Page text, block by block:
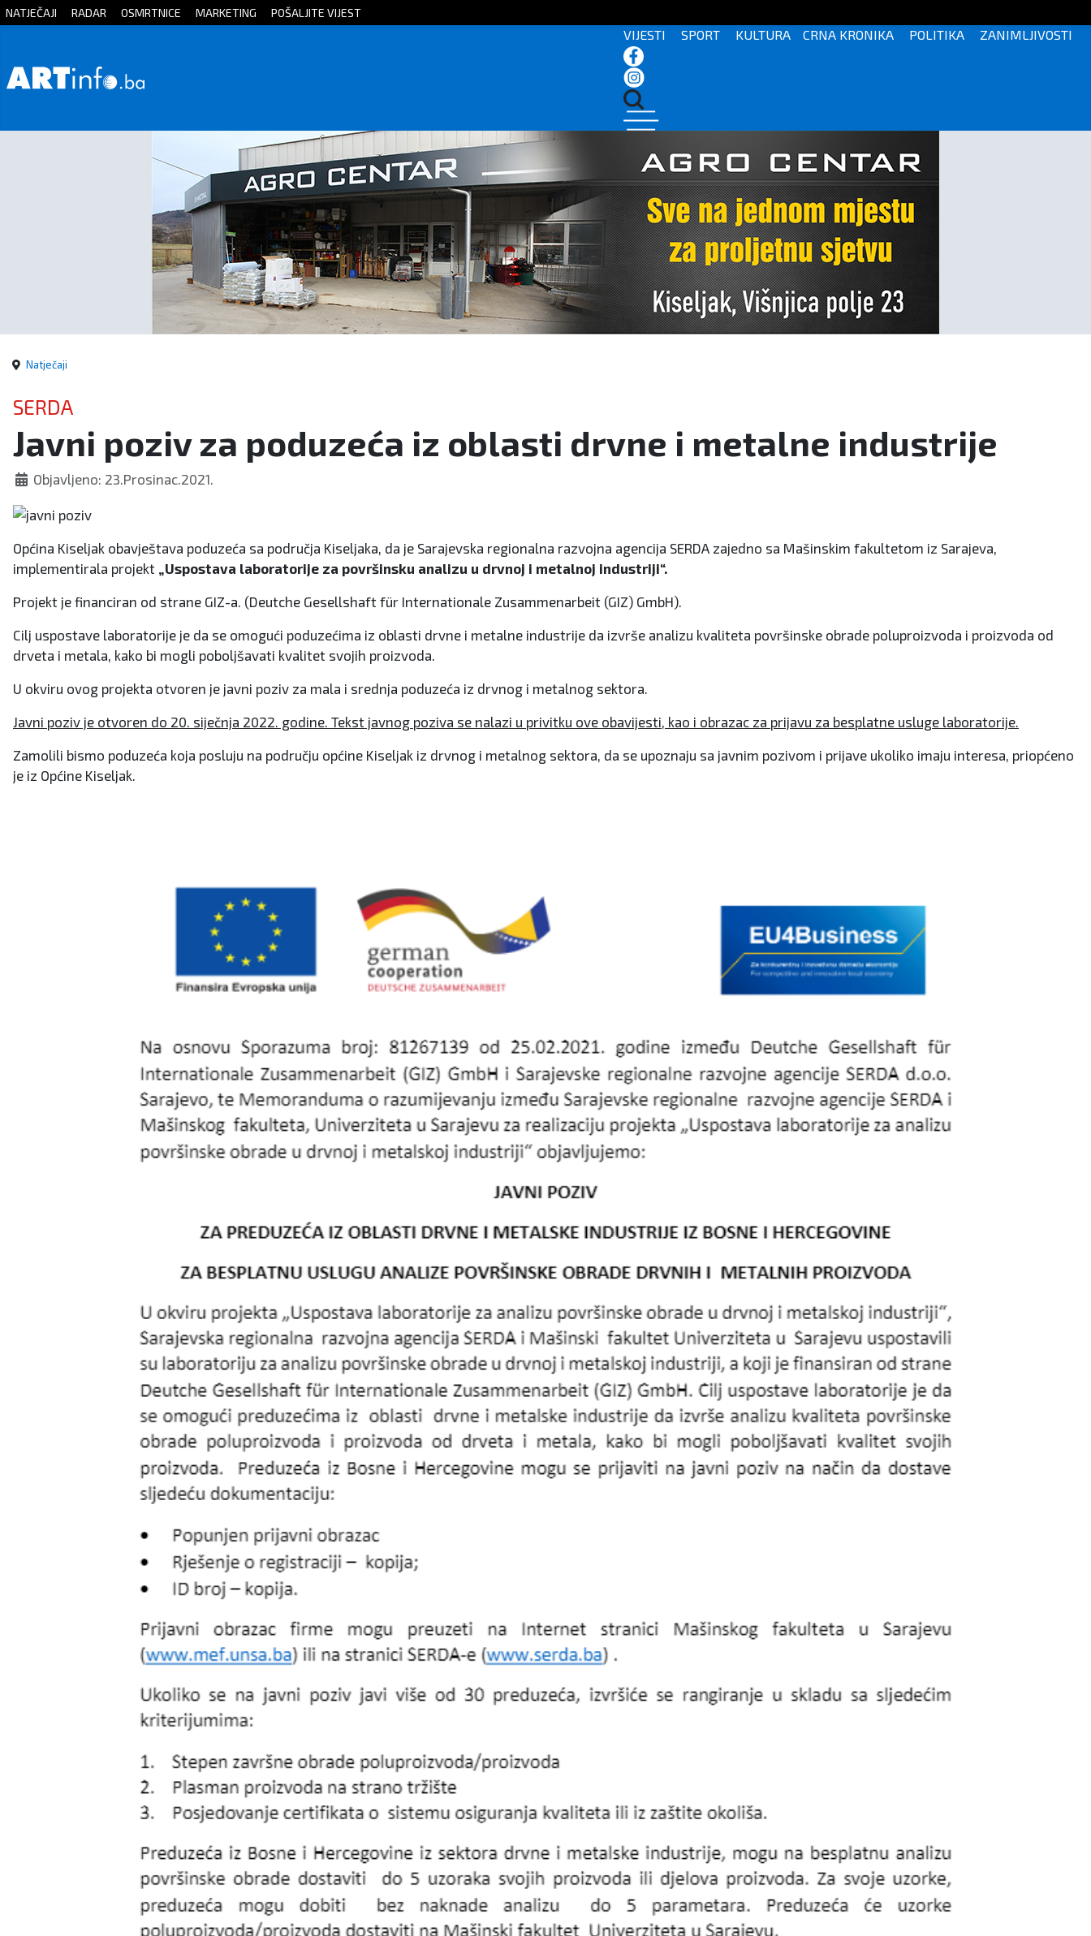
Početna
Zanimljivosti
NATJEČAJI RADAR OSMRTNICE MARKETING POŠALJITE VIJEST
VIJESTI SPORT KULTURA CRNA KRONIKA POLITIKA ZANIMLJIVOSTI
Natječaji
SERDA
Javni poziv za poduzeća iz oblasti drvne i metalne industrije
Objavljeno: 23.Prosinac.2021.
Općina Kiseljak obavještava poduzeća sa područja Kiseljaka, da je Sarajevska regionalna razvojna agencija SERDA zajedno sa Mašinskim fakultetom iz Sarajeva,
implementirala projekt
„Uspostava laboratorije za površinsku analizu u drvnoj i metalnoj industriji“.
Projekt je financiran od strane GIZ-a. (Deutche Gesellshaft für Internationale Zusammenarbeit (GIZ) GmbH).
Cilj uspostave laboratorije je da se omogući poduzećima iz oblasti drvne i metalne industrije da izvrše analizu kvaliteta površinske obrade poluproizvoda i proizvoda od
drveta i metala, kako bi mogli poboljšavati kvalitet svojih proizvoda.
U okviru ovog projekta otvoren je javni poziv za mala i srednja poduzeća iz drvnog i metalnog sektora.
Javni poziv je otvoren do 20. siječnja 2022. godine. Tekst javnog poziva se nalazi u privitku ove obavijesti, kao i obrazac za prijavu za besplatne usluge laboratorije.
Zamolili bismo poduzeća koja posluju na području općine Kiseljak iz drvnog i metalnog sektora, da se upoznaju sa javnim pozivom i prijave ukoliko imaju interesa, priopćeno
je iz Općine Kiseljak.